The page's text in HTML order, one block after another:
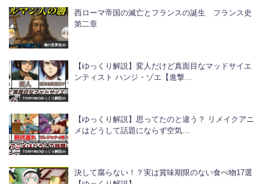
俺の世界史ch
西ローマ帝国の滅亡とフランスの誕生 フランス史
第二章
TOMY46のゆっくり解説ch
【ゆっくり解説】変人だけど真面目なマッドサイエ
ンティスト ハンジ・ゾエ【進撃…
TOMY46のゆっくり解説ch
【ゆっくり解説】思ってたのと違う？ リメイクアニ
メはどうして話題にならず空気…
決して腐らない！？実は賞味期限のない食べ物17選